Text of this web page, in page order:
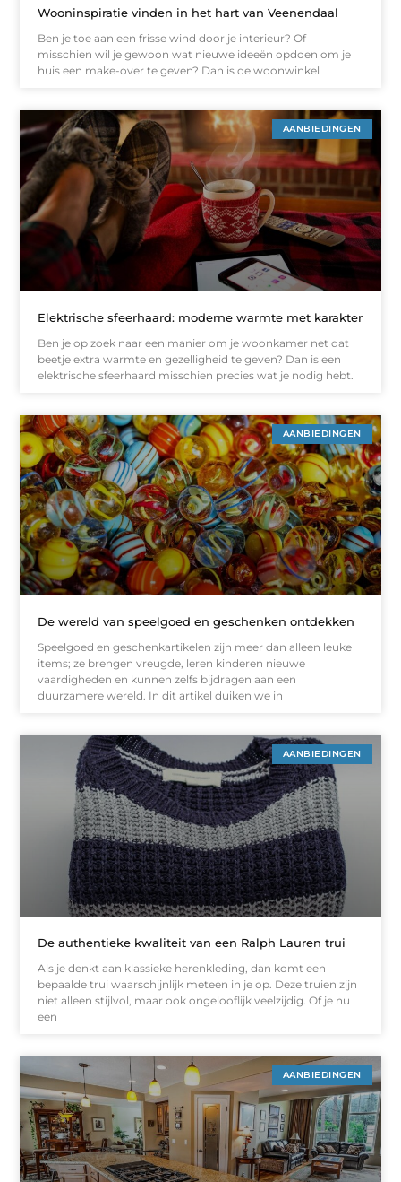
Wooninspiratie vinden in het hart van Veenendaal
Ben je toe aan een frisse wind door je interieur? Of
misschien wil je gewoon wat nieuwe ideeën opdoen om je
huis een make-over te geven? Dan is de woonwinkel
AANBIEDINGEN
Elektrische sfeerhaard: moderne warmte met karakter
Ben je op zoek naar een manier om je woonkamer net dat
beetje extra warmte en gezelligheid te geven? Dan is een
elektrische sfeerhaard misschien precies wat je nodig hebt.
AANBIEDINGEN
De wereld van speelgoed en geschenken ontdekken
Speelgoed en geschenkartikelen zijn meer dan alleen leuke
items; ze brengen vreugde, leren kinderen nieuwe
vaardigheden en kunnen zelfs bijdragen aan een
duurzamere wereld. In dit artikel duiken we in
AANBIEDINGEN
De authentieke kwaliteit van een Ralph Lauren trui
Als je denkt aan klassieke herenkleding, dan komt een
bepaalde trui waarschijnlijk meteen in je op. Deze truien zijn
niet alleen stijlvol, maar ook ongelooflijk veelzijdig. Of je nu
een
AANBIEDINGEN